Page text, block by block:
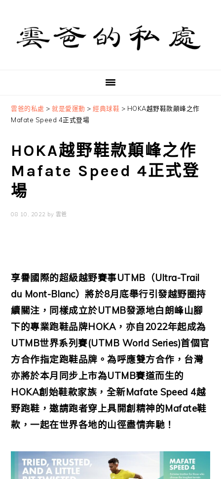
primary
navigation
content
primary
sidebar
雲爸的私處 >就是愛運動 >經典球鞋 > HOKA越野鞋款顛峰之作
Mafate Speed 4正式登場
HOKA越野鞋款顛峰之作
Mafate Speed 4正式登
場
08 10, 2022 by 雲爸
享譽國際的超級越野賽事UTMB（Ultra-Trail
du Mont-Blanc）將於8月底舉行引發越野圈持
續關注，同樣成立於UTMB發源地白朗峰山腳
下的專業跑鞋品牌HOKA，亦自2022年起成為
UTMB世界系列賽(UTMB World Series)首個官
方合作指定跑鞋品牌。為呼應雙方合作，台灣
亦將於本月同步上市為UTMB賽道而生的
HOKA創始鞋款家族，全新Mafate Speed 4越
野跑鞋，邀請跑者穿上具開創精神的Mafate鞋
款，一起在世界各地的山徑盡情奔馳！